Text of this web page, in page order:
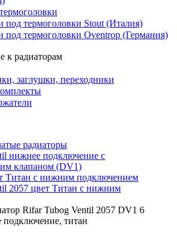
под термоголовки Stout (Италия)
под термоголовки Oventrop (Германия)
к радиаторам
заглушки, переходники
радиаторы
нижнее подключение с
клапаном (DV1)
Титан с нижним подключением
2057 цвет Титан с нижним
Rifar Tubog Ventil 2057 DV1 6
титан